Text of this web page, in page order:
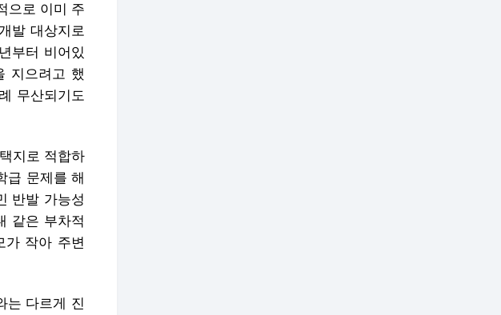
으로 이미 주
발 대상지로
부터 비어있
지으려고 했
무산되기도
지로 적합하
급 문제를 해
반발 가능성
같은 부차적
가 작아 주변
는 다르게 진